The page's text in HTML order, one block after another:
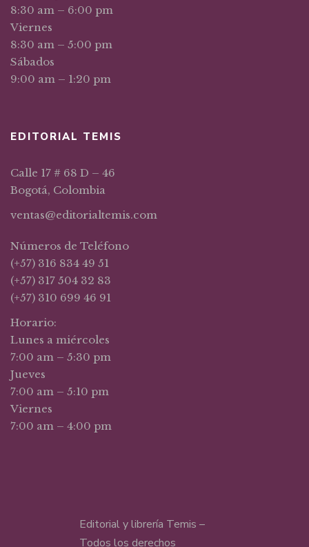
8:30 am – 6:00 pm
Viernes
8:30 am – 5:00 pm
Sábados
9:00 am – 1:20 pm
EDITORIAL TEMIS
Calle 17 # 68 D – 46
Bogotá, Colombia
ventas@editorialtemis.com
Números de Teléfono
(+57) 316 834 49 51
(+57) 317 504 32 83
(+57) 310 699 46 91
Horario:
Lunes a miércoles
7:00 am – 5:30 pm
Jueves
7:00 am – 5:10 pm
Viernes
7:00 am – 4:00 pm
Editorial y librería Temis –
Todos los derechos